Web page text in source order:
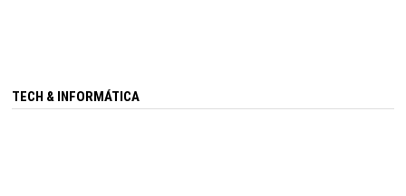
TECH & INFORMÁTICA